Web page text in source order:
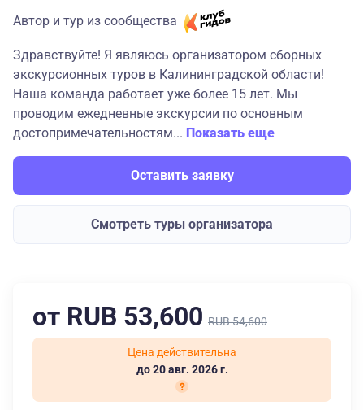
Автор и тур из сообщества
Здравствуйте! Я являюсь организатором сборных
экскурсионных туров в Калининградской области!
Наша команда работает уже более 15 лет. Мы
проводим ежедневные экскурсии по основным
достопримечательностям... Показать еще
Оставить заявку
Смотреть туры организатора
от RUB 53,600 RUB 54,600
Цена действительна
до 20 авг. 2026 г.